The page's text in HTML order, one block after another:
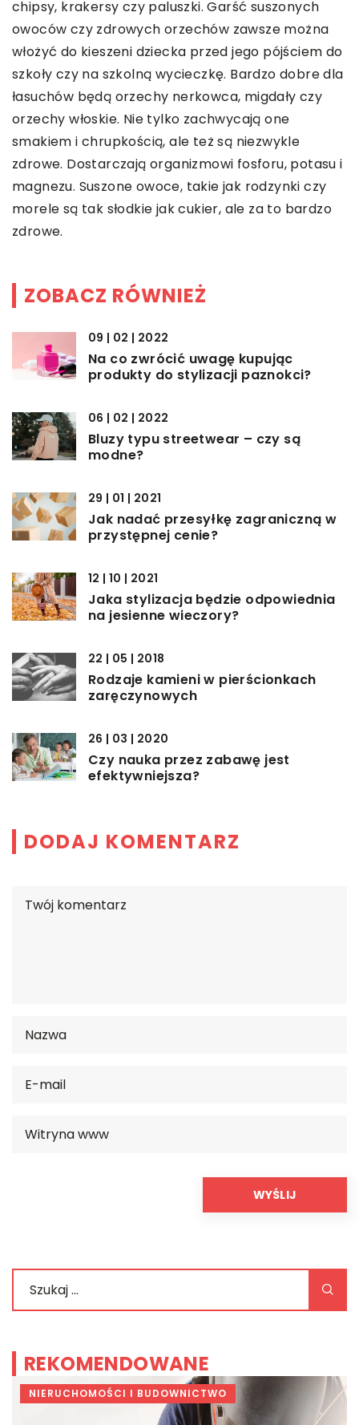
chipsy, krakersy czy paluszki. Garść suszonych
owoców czy zdrowych orzechów zawsze można
włożyć do kieszeni dziecka przed jego pójściem do
szkoły czy na szkolną wycieczkę. Bardzo dobre dla
łasuchów będą orzechy nerkowca, migdały czy
orzechy włoskie. Nie tylko zachwycają one
smakiem i chrupkością, ale też są niezwykle
zdrowe. Dostarczają organizmowi fosforu, potasu i
magnezu. Suszone owoce, takie jak rodzynki czy
morele są tak słodkie jak cukier, ale za to bardzo
zdrowe.
ZOBACZ RÓWNIEŻ
09 | 02 | 2022
Na co zwrócić uwagę kupując
produkty do stylizacji paznokci?
06 | 02 | 2022
Bluzy typu streetwear – czy są
modne?
29 | 01 | 2021
Jak nadać przesyłkę zagraniczną w
przystępnej cenie?
12 | 10 | 2021
Jaka stylizacja będzie odpowiednia
na jesienne wieczory?
22 | 05 | 2018
Rodzaje kamieni w pierścionkach
zaręczynowych
26 | 03 | 2020
Czy nauka przez zabawę jest
efektywniejsza?
DODAJ KOMENTARZ
REKOMENDOWANE
NIERUCHOMOŚCI I BUDOWNICTWO